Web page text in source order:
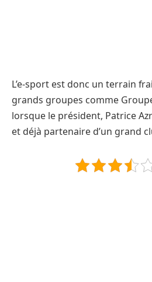
L’e-sport est donc un terrain
grands groupes comme
lorsque le président, Patrice
et déjà partenaire d’un grand